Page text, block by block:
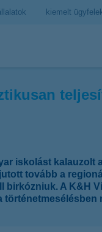
kiemelt
iskolást
tovább a
A K&H